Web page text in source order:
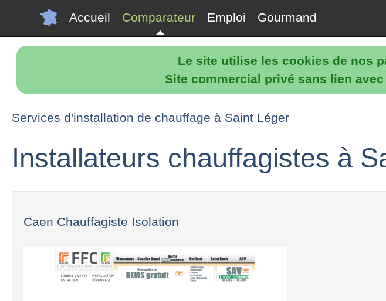
Le site utilise les cookies de nos
Site commercial privé sans lien
Accueil Comparateur Emploi Gourmand
Services d'installation de chauffage à Saint Léger
Installateurs chauffagistes à
Caen Chauffagiste Isolation